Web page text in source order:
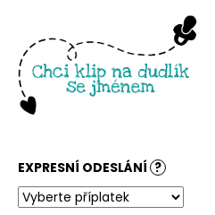
EXPRESNÍ ODESLÁNÍ ?